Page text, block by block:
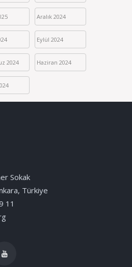
Aralık 2024
Eylül 2024
2024 Haziran 2024
Sokak
Türkiye
11